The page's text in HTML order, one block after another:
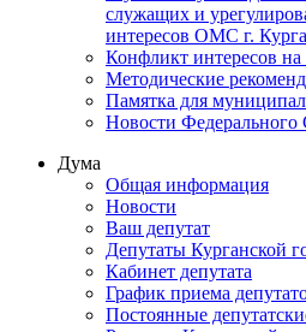
служащих и
интересов ОМС г.
Конфликт интересов
Методические
Памятка для
Новости Федерального
Дума
Общая информация
Новости
Ваш депутат
Депутаты Курганской
Кабинет депутата
График приема
Постоянные